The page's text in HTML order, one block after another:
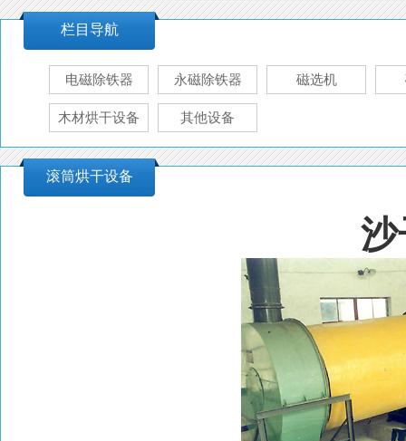
栏目导航
电磁除铁器 永磁除铁器 磁选机
木材烘干设备 其他设备
滚筒烘干设备